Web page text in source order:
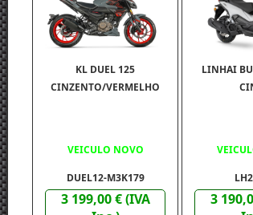
KL DUEL 125
CINZENTO/VERMELHO
VEICULO NOVO
DUEL12-M3K179
3 199,00 € (IVA
LINHAI
3